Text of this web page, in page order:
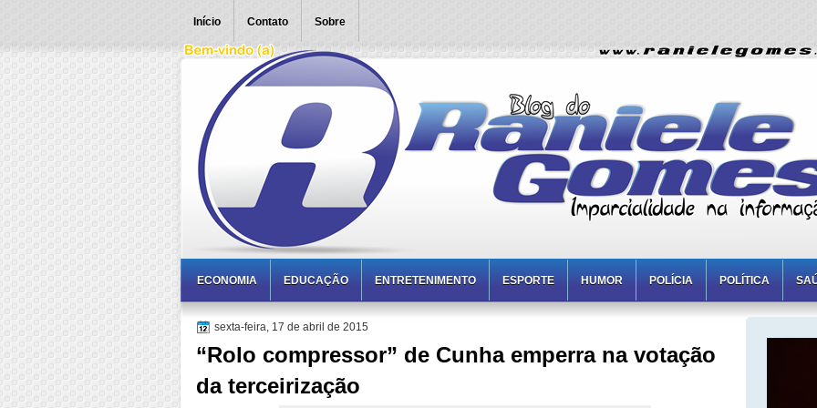
Início Contato Sobre
ECONOMIA EDUCAÇÃO ENTRETENIMENTO ESPORTE HUMOR POLÍCIA POLÍTICA
sexta-feira, 17 de abril de 2015
“Rolo compressor” de Cunha emperra na votação
da terceirização